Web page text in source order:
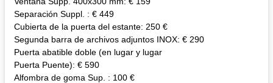
Separación Suppl. : € 449
Cubierta de la puerta del estante: 250 €
Segunda barra de archivos adjuntos INOX: € 290
Puerta abatible doble (en lugar y lugar
Puerta Puente): € 590
Alfombra de goma Sup. : 100 €